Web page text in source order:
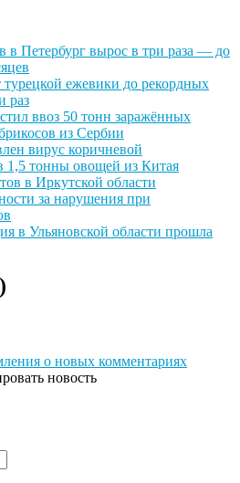
Петербург вырос в три раза — до
ежевики до рекордных
раз
ввоз 50 тонн заражённых
из Сербии
вирус коричневой
1,5 тонны овощей из Китая
в Иркутской области
за нарушения при
в Ульяновской области прошла
)
о новых комментариях
новость